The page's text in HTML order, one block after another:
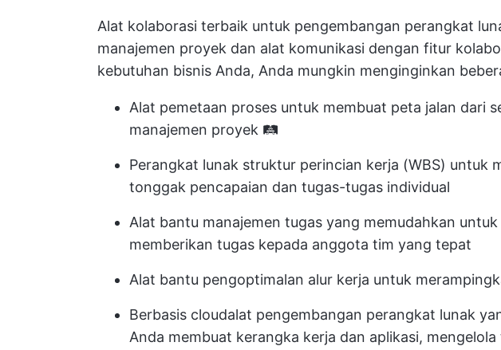
Alat kolaborasi terbaik untuk pengembangan perangkat
manajemen proyek dan alat komunikasi dengan fitur
kebutuhan bisnis Anda, Anda mungkin menginginkan
Alat pemetaan proses untuk membuat peta jalan dari
manajemen proyek 🛤️
Perangkat lunak struktur perincian kerja (WBS) untuk
tonggak pencapaian dan tugas-tugas individual
Alat bantu manajemen tugas yang memudahkan
memberikan tugas kepada anggota tim yang tepat
Alat bantu pengoptimalan alur kerja untuk
Berbasis cloudalat pengembangan perangkat lunak
Anda membuat kerangka kerja dan aplikasi,